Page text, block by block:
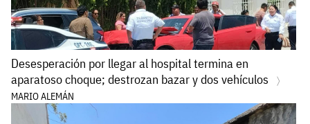
Desesperación por llegar al hospital termina en
aparatoso choque; destrozan bazar y dos vehículos
MARIO ALEMÁN